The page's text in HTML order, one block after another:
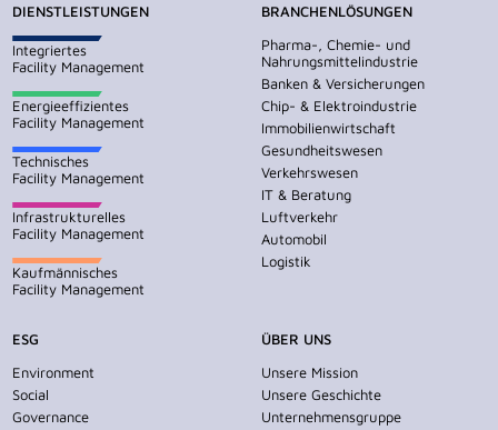
DIENSTLEISTUNGEN
Integriertes
Facility Management
Energieeffizientes
Facility Management
Technisches
Facility Management
Infrastrukturelles
Facility Management
Kaufmännisches
Facility Management
BRANCHENLÖSUNGEN
Pharma-, Chemie- und
Nahrungsmittelindustrie
Banken & Versicherungen
Chip- & Elektroindustrie
Immobilienwirtschaft
Gesundheitswesen
Verkehrswesen
IT & Beratung
Luftverkehr
Automobil
Logistik
ESG
Environment
Social
Governance
ÜBER UNS
Unsere Mission
Unsere Geschichte
Unternehmensgruppe